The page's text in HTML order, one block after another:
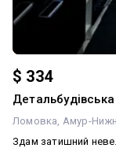
$ 334
Ломовка Амур-
Здам затишний